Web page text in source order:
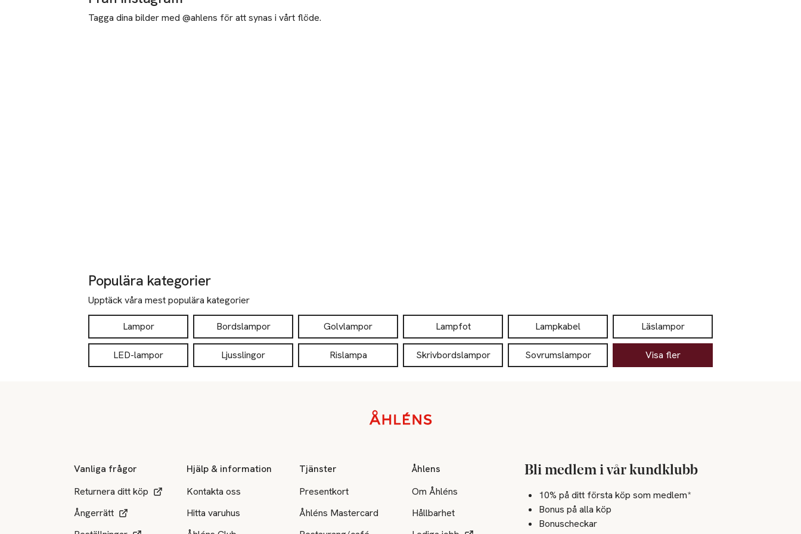
Tagga dina bilder med @ahlens för att synas i vårt flöde.
Populära kategorier
Upptäck våra mest populära kategorier
Lampor Bordslampor Golvlampor Lampfot Lampkabel Läslampor
LED-lampor Ljusslingor Rislampa Skrivbordslampor Sovrumslampor Visa fler
Vanliga frågor
Returnera ditt köp
Ångerrätt
Hjälp & information
Kontakta oss
Hitta varuhus
Tjänster
Presentkort
Åhléns Mastercard
Åhlens
Om Åhléns
Hållbarhet
Bli medlem i vår kundklubb
10% på ditt första köp som medlem*
Bonus på alla köp
Bonuscheckar